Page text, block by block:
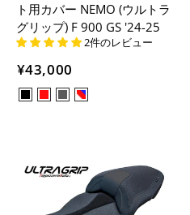
ト用カバー NEMO (ウルトラ
グリップ) F 900 GS '24-25
2件のレビュー
¥43,000